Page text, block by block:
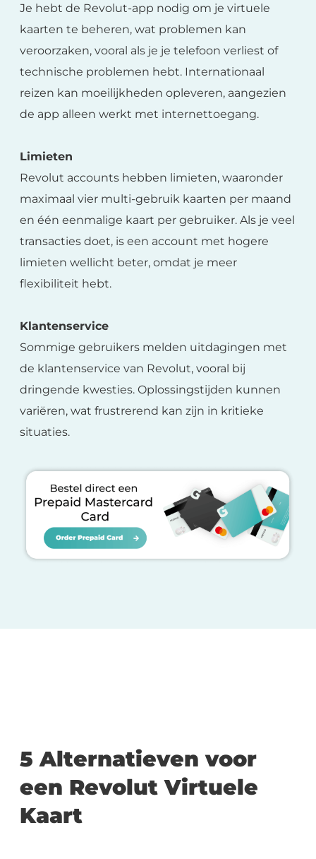
Je hebt de Revolut-app nodig om je virtuele
kaarten te beheren, wat problemen kan
veroorzaken, vooral als je je telefoon verliest of
technische problemen hebt. Internationaal
reizen kan moeilijkheden opleveren, aangezien
de app alleen werkt met internettoegang.
Limieten
Revolut accounts hebben limieten, waaronder
maximaal vier multi-gebruik kaarten per maand
en één eenmalige kaart per gebruiker. Als je veel
transacties doet, is een account met hogere
limieten wellicht beter, omdat je meer
flexibiliteit hebt.
Klantenservice
Sommige gebruikers melden uitdagingen met
de klantenservice van Revolut, vooral bij
dringende kwesties. Oplossingstijden kunnen
variëren, wat frustrerend kan zijn in kritieke
situaties.
5 Alternatieven voor
een Revolut Virtuele
Kaart